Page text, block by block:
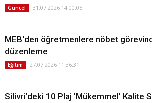
Güncel 31.07.2026 14:00:05
MEB'den öğretmenlere nöbet
düzenleme
Eğitim 27.07.2026 11:36:31
Silivri'deki 10 Plaj 'Mükemmel' Kalite